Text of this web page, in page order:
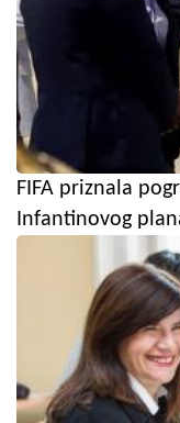
FIFA priznala
Infantinovog